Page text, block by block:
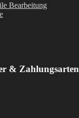
Bearbeitung
& Zahlungsarten